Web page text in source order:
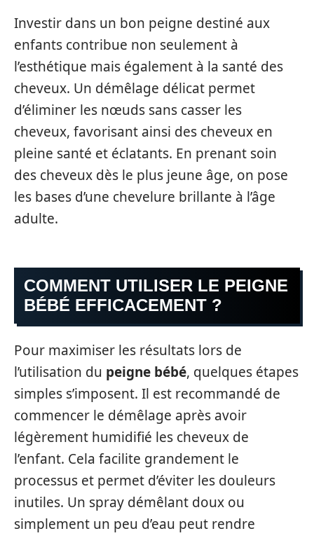
Investir dans un bon peigne destiné aux
enfants contribue non seulement à
l’esthétique mais également à la santé des
cheveux. Un démêlage délicat permet
d’éliminer les nœuds sans casser les
cheveux, favorisant ainsi des cheveux en
pleine santé et éclatants. En prenant soin
des cheveux dès le plus jeune âge, on pose
les bases d’une chevelure brillante à l’âge
adulte.
COMMENT UTILISER LE PEIGNE
BÉBÉ EFFICACEMENT ?
Pour maximiser les résultats lors de
l’utilisation du peigne bébé, quelques étapes
simples s’imposent. Il est recommandé de
commencer le démêlage après avoir
légèrement humidifié les cheveux de
l’enfant. Cela facilite grandement le
processus et permet d’éviter les douleurs
inutiles. Un spray démêlant doux ou
simplement un peu d’eau peut rendre